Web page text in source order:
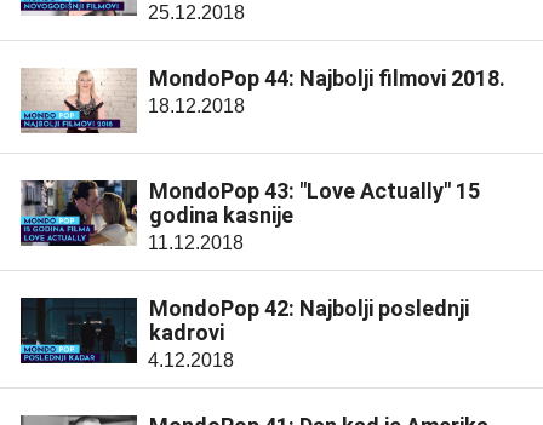
25.12.2018
MondoPop 44: Najbolji filmovi 2018.
18.12.2018
MondoPop 43: "Love Actually" 15
godina kasnije
11.12.2018
MondoPop 42: Najbolji poslednji
kadrovi
4.12.2018